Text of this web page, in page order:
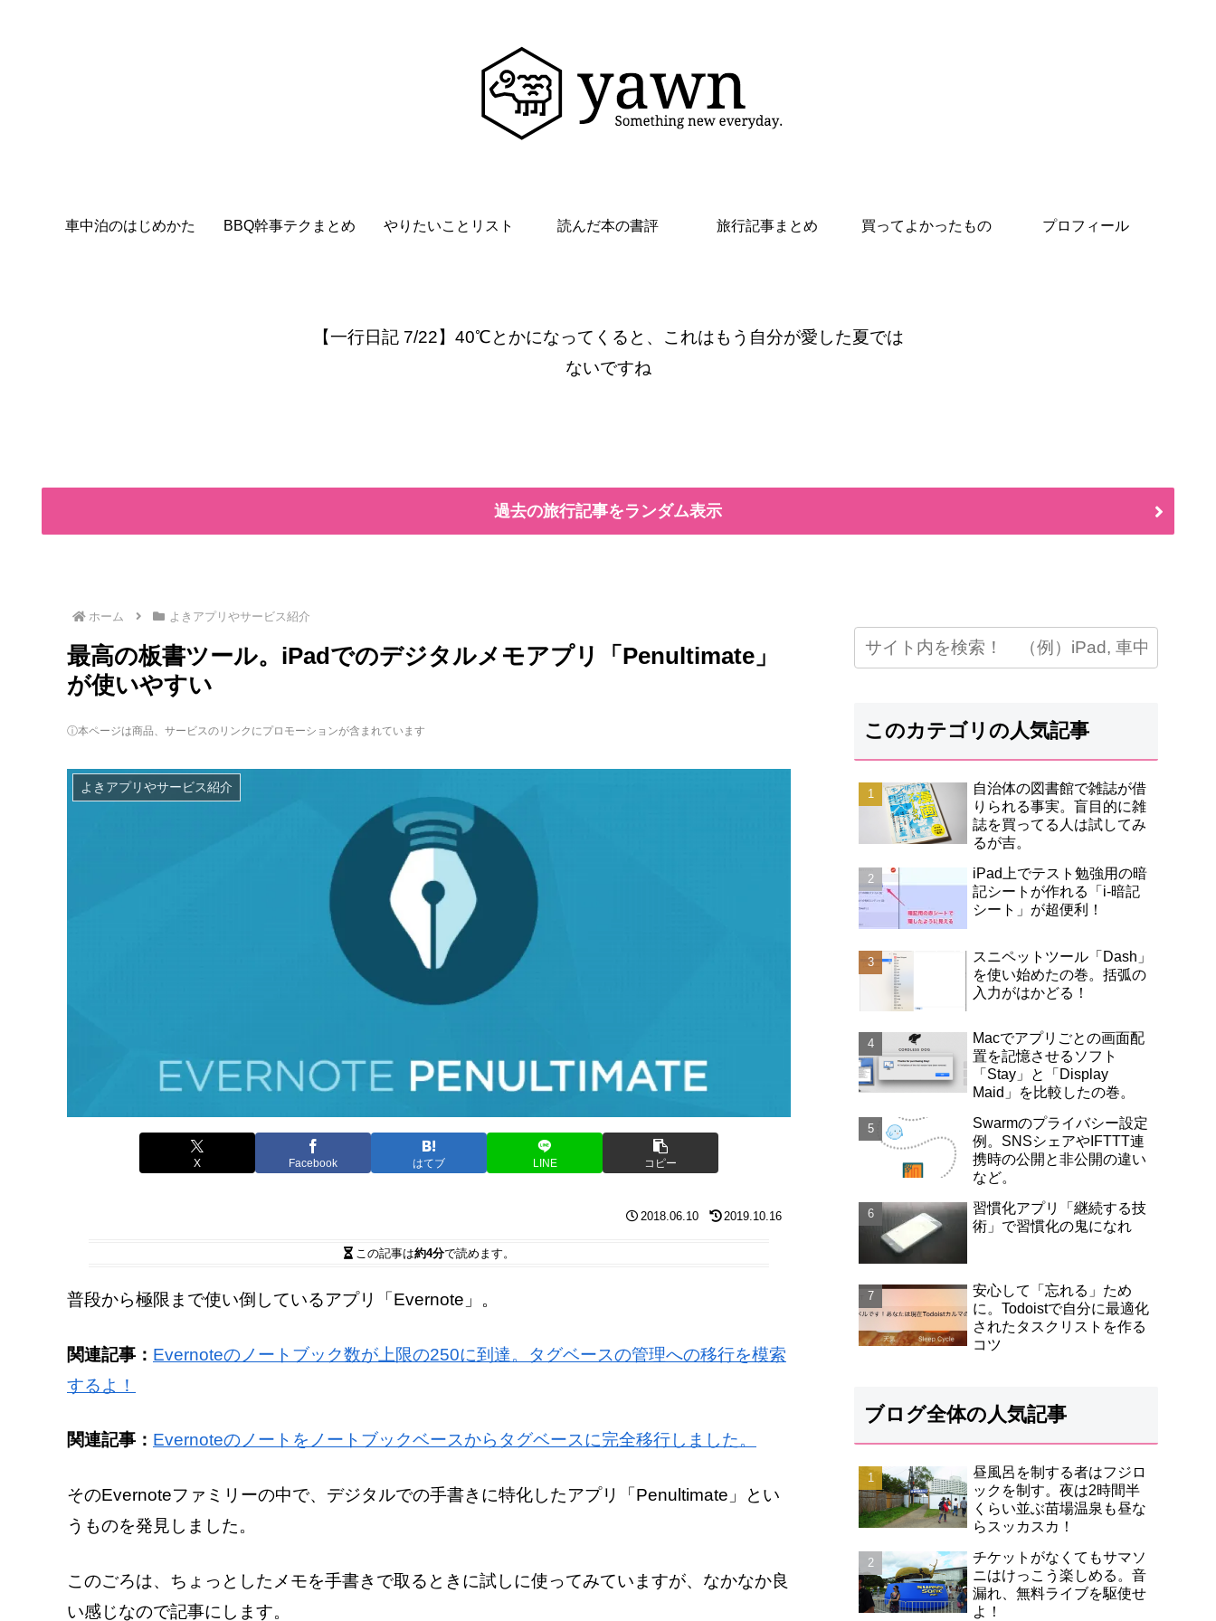
車中泊のはじめかた BBQ幹事テクまとめ やりたいことリスト 読んだ本の書評 旅行記事まとめ 買ってよかったもの プロフィール
【一行日記 7/22】40℃とかになってくると、これはもう自分が愛した夏では
ないですね
過去の旅行記事をランダム表示
ホーム よきアプリやサービス紹介
最高の板書ツール。iPadでのデジタルメモアプリ「Penultimate」
が使いやすい
ⓘ本ページは商品、サービスのリンクにプロモーションが含まれています
よきアプリやサービス紹介
X Facebook はてブ LINE コピー
2018.06.10 2019.10.16
この記事は約4分で読めます。
普段から極限まで使い倒しているアプリ「Evernote」。
関連記事： Evernoteのノートブック数が上限の250に到達。タグベースの管理への移行を模索
するよ！
関連記事： Evernoteのノートをノートブックベースからタグベースに完全移行しました。
そのEvernoteファミリーの中で、デジタルでの手書きに特化したアプリ「Penultimate」とい
うものを発見しました。
このごろは、ちょっとしたメモを手書きで取るときに試しに使ってみていますが、なかなか良
い感じなので記事にします。
このカテゴリの人気記事
自治体の図書館で雑誌が借
りられる事実。盲目的に雑
誌を買ってる人は試してみ
るが吉。
iPad上でテスト勉強用の暗
記シートが作れる「i-暗記
シート」が超便利！
スニペットツール「Dash」
を使い始めたの巻。括弧の
入力がはかどる！
Macでアプリごとの画面配
置を記憶させるソフト
「Stay」と「Display
Maid」を比較したの巻。
Swarmのプライバシー設定
例。SNSシェアやIFTTT連
携時の公開と非公開の違い
など。
習慣化アプリ「継続する技
術」で習慣化の鬼になれ
安心して「忘れる」ため
に。Todoistで自分に最適化
されたタスクリストを作る
コツ
ブログ全体の人気記事
昼風呂を制する者はフジロ
ックを制す。夜は2時間半
くらい並ぶ苗場温泉も昼な
らスッカスカ！
チケットがなくてもサマソ
ニはけっこう楽しめる。音
漏れ、無料ライブを駆使せ
よ！